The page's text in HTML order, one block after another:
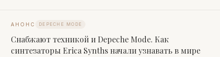
АНОНС DEPECHE MODE
Снабжают техникой и Depeche Mode. Как
синтезаторы Erica Synths начали узнавать в мире